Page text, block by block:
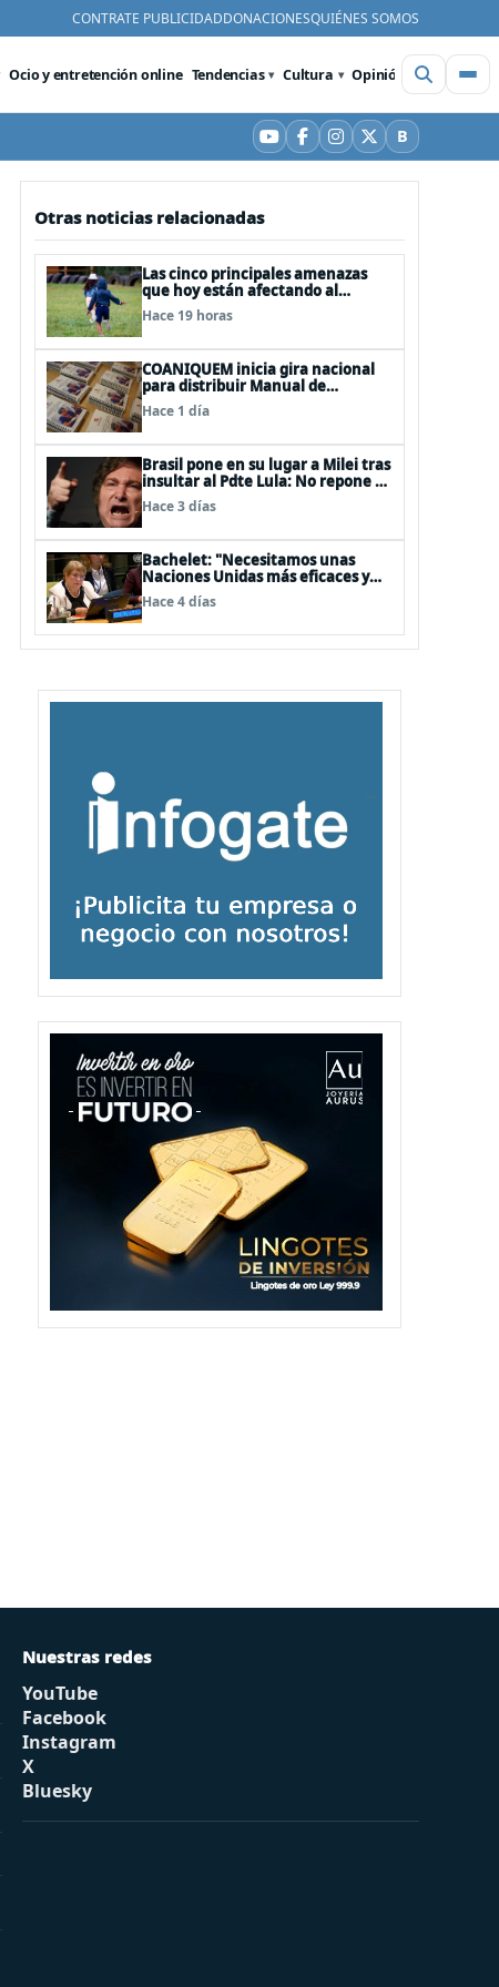
CONTRATE PUBLICIDADDONACIONESQUIÉNES SOMOS
Ocio y entretención online Tendencias Cultura Opinión Videos
YouTube
Facebook
Instagram
X BBluesky
Otras noticias relacionadas
Las cinco principales amenazas
que hoy están afectando al
desarrollo de los niños en Chile
Hace 19 horas
COANIQUEM inicia gira nacional
para distribuir Manual de
Quemaduras a profesionales de la
salud
Hace 1 día
Brasil pone en su lugar a Milei tras
insultar al Pdte Lula: No repone al
embajador en BBSS y rebaja la
relación bilateral
Hace 3 días
Bachelet: "Necesitamos unas
Naciones Unidas más eficaces y
cercanas a las personas"
Hace 4 días
Nuestras redes
YouTube
Facebook
Instagram
X
Bluesky